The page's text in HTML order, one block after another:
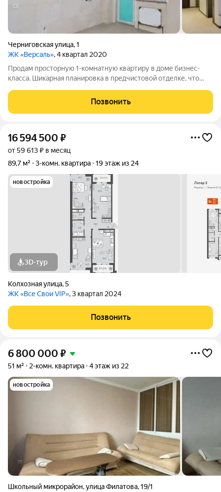
Черниговская улица,1
ЖК «Версаль», 4 квартал 2020
Продам просторную 1-комнатную квартиру в доме бизнес-
класса. Шикарная планировка в предчистовой отделке, что
решения. Жилой Комплекс "Версаль" имеет закрытую
территорию и отличную систему
Позвонить
16 594 500 ₽
от 59 613 ₽ в месяц
89,7 м²
3-комн. квартира 19 этаж из 24
новостройка
3D-тур
Колхозная улица,5
ЖК «Все Свои VIP», 3 квартал 2024
Позвонить
6 800 000 ₽
51 м² 2-комн. квартира 4 этаж из 22
новостройка
Школьный микрорайон,улица Филатова,19/1